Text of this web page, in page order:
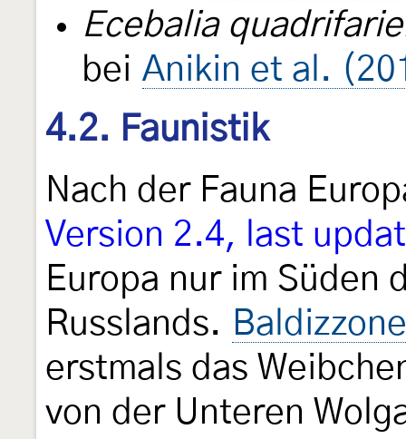
Ecebalia
bei Anikin et al.
4.2. Faunistik
Nach der Fauna
Version 2.4, last
Europa nur im Süden
Russlands.
erstmals das
von der Unteren